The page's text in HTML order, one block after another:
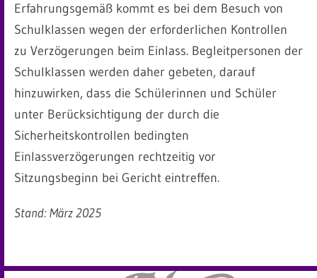
Erfahrungsgemäß kommt es bei dem Besuch von
Schulklassen wegen der erforderlichen Kontrollen
zu Verzögerungen beim Einlass. Begleitpersonen der
Schulklassen werden daher gebeten, darauf
hinzuwirken, dass die Schülerinnen und Schüler
unter Berücksichtigung der durch die
Sicherheitskontrollen bedingten
Einlassverzögerungen rechtzeitig vor
Sitzungsbeginn bei Gericht eintreffen.
Stand: März 2025